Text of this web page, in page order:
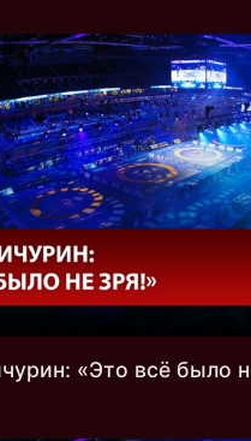
«Это всё было